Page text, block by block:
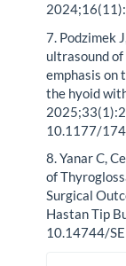
7. Podzimek
ultrasound
emphasis on
the hyoid
10.1177/
8. Yanar C,
of
Surgical
Hastan Tip
10.14744/